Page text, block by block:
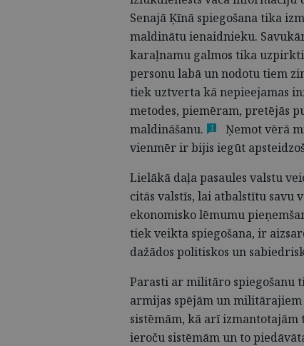
Senajā Ķīnā spiegošana tika
maldinātu ienaidnieku.
karaļnamu galmos tika
personu labā un nodotu tiem
tiek uztverta kā nepieejamas
metodes, piemēram, pretējās
maldināšanu.
1
Ņemot vērā
vienmēr ir bijis iegūt
Lielākā daļa pasaules valstu
citās valstīs, lai atbalstītu savu
ekonomisko lēmumu
tiek veikta spiegošana, ir
dažādos politiskos un
Parasti ar militāro spiegošanu
armijas spējām un
sistēmām, kā arī
ieroču sistēmām un to